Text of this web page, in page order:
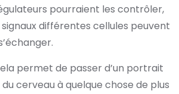
pourraient les contrôler,
différentes cellules peuvent
permet de passer d’un portrait
cerveau à quelque chose de plus